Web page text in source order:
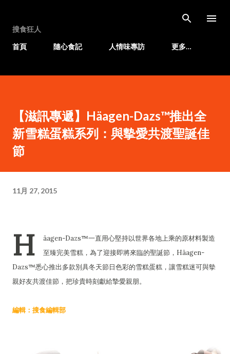
搜食狂人
首頁
隨心食記 人情味專訪 更多…
【滋訊專遞】Häagen-Dazs™推出全
新雪糕蛋糕系列：與摰愛共渡聖誕佳
節
11月 27, 2015
H
äagen-Dazs™一直用心堅持以世界各地上乘的原材料製造
至臻完美雪糕，為了迎接即將來臨的聖誕節，Häagen-
Dazs™悉心推出多款別具冬天節日色彩的雪糕蛋糕，讓雪糕迷可與摰
親好友共渡佳節，把珍貴時刻獻給摯愛親朋。
編輯：搜食編輯部